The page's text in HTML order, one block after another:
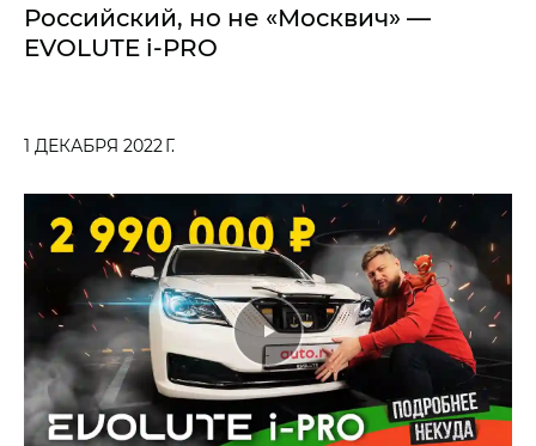
Российский, но не «Москвич» —
EVOLUTE i‑PRO
1 ДЕКАБРЯ 2022 Г.